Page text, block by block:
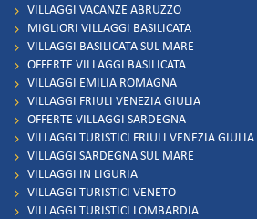
VILLAGGI VACANZE ABRUZZO
MIGLIORI VILLAGGI BASILICATA
VILLAGGI BASILICATA SUL MARE
OFFERTE VILLAGGI BASILICATA
VILLAGGI EMILIA ROMAGNA
VILLAGGI FRIULI VENEZIA GIULIA
OFFERTE VILLAGGI SARDEGNA
VILLAGGI TURISTICI FRIULI VENEZIA GIULIA
VILLAGGI SARDEGNA SUL MARE
VILLAGGI IN LIGURIA
VILLAGGI TURISTICI VENETO
VILLAGGI TURISTICI LOMBARDIA